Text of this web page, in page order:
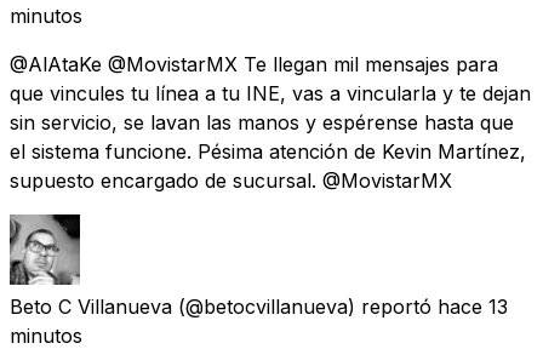
minutos
@AlAtaKe @MovistarMX Te llegan mil mensajes para
que vincules tu línea a tu INE, vas a vincularla y te dejan
sin servicio, se lavan las manos y espérense hasta que
el sistema funcione. Pésima atención de Kevin Martínez,
supuesto encargado de sucursal. @MovistarMX
Beto C Villanueva (@betocvillanueva) reportó hace 13
minutos